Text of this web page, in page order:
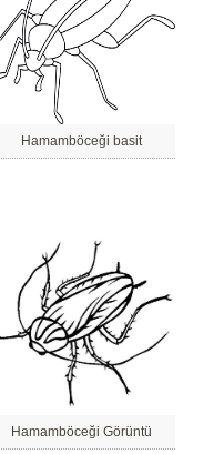
Hamamböceği basit
Hamamböceği Görüntü